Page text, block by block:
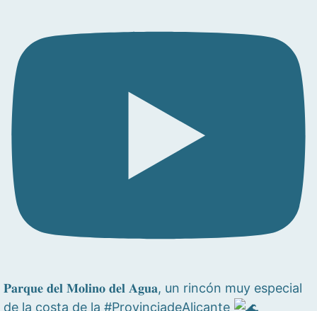
𝐏𝐚𝐫𝐪𝐮𝐞 𝐝𝐞𝐥 𝐌𝐨𝐥𝐢𝐧𝐨 𝐝𝐞𝐥 𝐀𝐠𝐮𝐚, un rincón muy especial
de la costa de la #ProvinciadeAlicante